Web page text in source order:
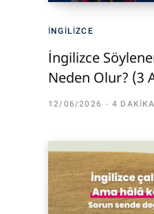
İNGILIZCE
İngilizce
Neden Olur? (3
12/06/2026 4